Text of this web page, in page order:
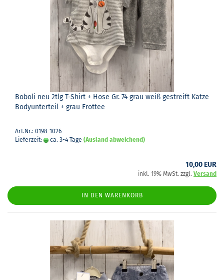
Bobo­li neu 2tlg T-​Shirt + Hose Gr. 74 grau weiß ge­streift Katze
Bo­dy­un­ter­teil + grau Frot­tee
Art.Nr.: 0198-1026
Lieferzeit:
ca. 3-4 Tage (Ausland abweichend)
10,00 EUR
inkl. 19% MwSt. zzgl. Versand
IN DEN WARENKORB